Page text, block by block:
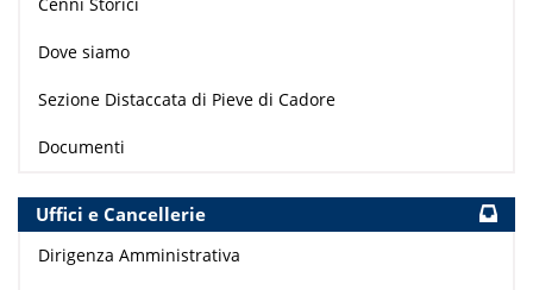
Dove siamo
Sezione Distaccata di Pieve di Cadore
Documenti
Uffici e Cancellerie
Dirigenza Amministrativa